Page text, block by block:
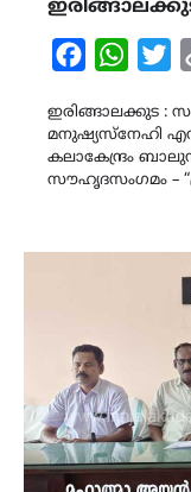
Facebook
ഇരിങ്ങാലക്കുട :
മനുഷ്യസ്നേഹി
കലാകേന്ദ്രം
സൗഹൃദസംഗമം –